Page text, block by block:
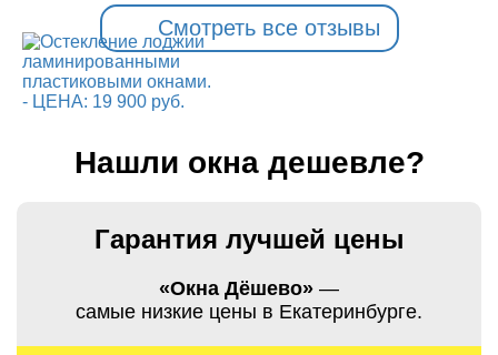
Смотреть все отзывы
Нашли окна дешевле?
Гарантия лучшей цены
«Окна Дёшево» —
самые низкие цены в Екатеринбурге.